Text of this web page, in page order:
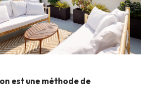
est une méthode de